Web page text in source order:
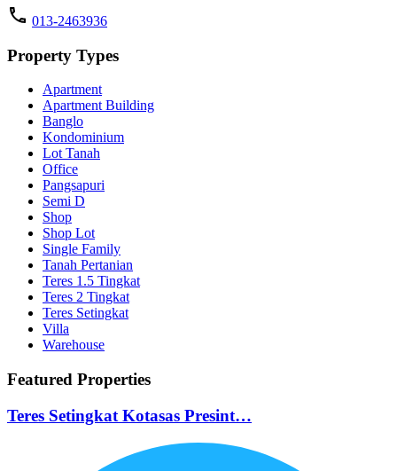
013-2463936
Property Types
Apartment
Apartment Building
Banglo
Kondominium
Lot Tanah
Office
Pangsapuri
Semi D
Shop
Shop Lot
Single Family
Tanah Pertanian
Teres 1.5 Tingkat
Teres 2 Tingkat
Teres Setingkat
Villa
Warehouse
Featured Properties
Teres Setingkat Kotasas Presint…